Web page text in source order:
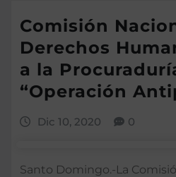
Comisión
Derechos
a la
“Operación
Dic 10, 2020 0
Santo Domingo.-La